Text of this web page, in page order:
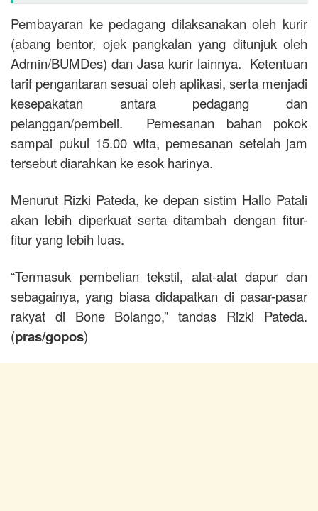
Pembayaran ke pedagang dilaksanakan oleh kurir
(abang bentor, ojek pangkalan yang ditunjuk oleh
Admin/BUMDes) dan Jasa kurir lainnya. Ketentuan
tarif pengantaran sesuai oleh aplikasi, serta menjadi
kesepakatan antara pedagang dan
pelanggan/pembeli. Pemesanan bahan pokok
sampai pukul 15.00 wita, pemesanan setelah jam
tersebut diarahkan ke esok harinya.
Menurut Rizki Pateda, ke depan sistim Hallo Patali
akan lebih diperkuat serta ditambah dengan fitur-
fitur yang lebih luas.
“Termasuk pembelian tekstil, alat-alat dapur dan
sebagainya, yang biasa didapatkan di pasar-pasar
rakyat di Bone Bolango,” tandas Rizki Pateda.
(pras/gopos)